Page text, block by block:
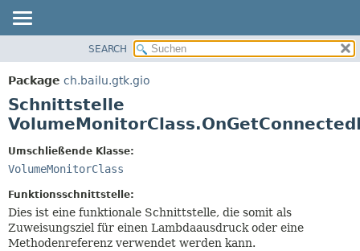
PACKAGE
KLASSE
BAUM
INDEX
KONSTRUKTOR
METHODE
SEARCH
Package ch.bailu.gtk.gio
Schnittstelle
Umschließende Klasse:
VolumeMonitorClass
Funktionsschnittstelle:
Dies ist eine funktionale Schnittstelle, die somit als
Zuweisungsziel für einen Lambdaausdruck oder eine
Methodenreferenz verwendet werden kann.